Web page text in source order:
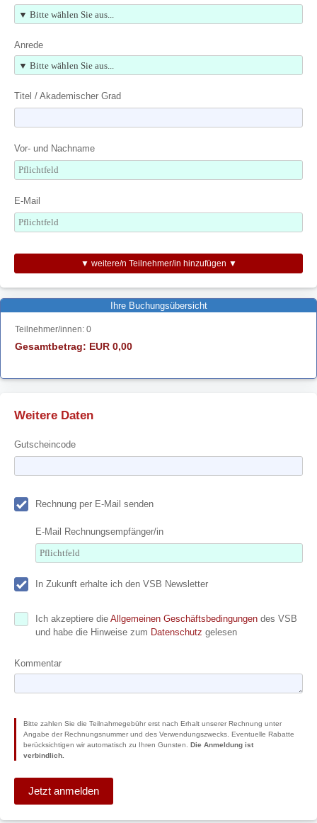
Anrede
Titel / Akademischer Grad
Vor- und Nachname
E-Mail
▼ weitere/n Teilnehmer/in hinzufügen ▼
Ihre Buchungsübersicht
Teilnehmer/innen: 0
Gesamtbetrag: EUR 0,00
Weitere Daten
Gutscheincode
Rechnung per E-Mail senden
E-Mail Rechnungsempfänger/in
In Zukunft erhalte ich den VSB Newsletter
Ich akzeptiere die Allgemeinen Geschäftsbedingungen des VSB
und habe die Hinweise zum Datenschutz gelesen
Kommentar
Bitte zahlen Sie die Teilnahmegebühr erst nach Erhalt unserer Rechnung unter
Angabe der Rechnungsnummer und des Verwendungszwecks. Eventuelle Rabatte
berücksichtigen wir automatisch zu Ihren Gunsten. Die Anmeldung ist
verbindlich.
Jetzt anmelden